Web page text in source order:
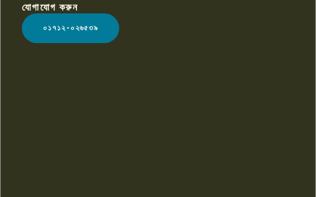
LOGO
যোগাযোগ করুন
০১৭১২-০২৬৫৩৯